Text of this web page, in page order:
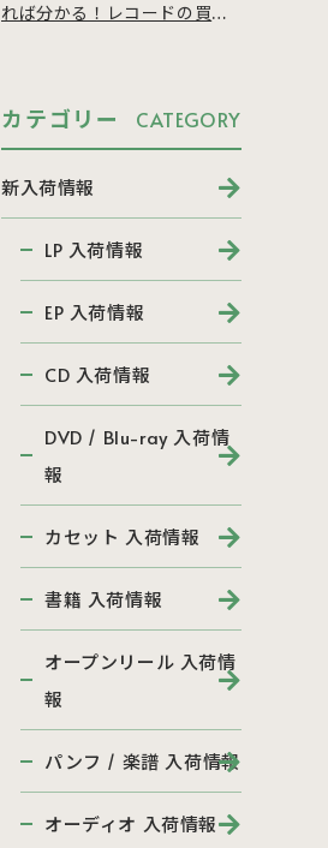
れば分かる！レコードの買取
カテゴリー CATEGORY
新入荷情報
LP 入荷情報
EP 入荷情報
CD 入荷情報
DVD / Blu-ray 入荷情
報
カセット 入荷情報
書籍 入荷情報
オープンリール 入荷情
報
パンフ / 楽譜 入荷情報
オーディオ 入荷情報